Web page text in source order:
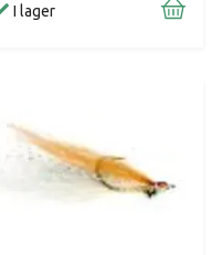
I lager